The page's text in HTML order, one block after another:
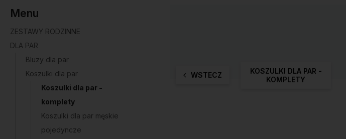
Menu
ZESTAWY RODZINNE
DLA PAR
Bluzy dla par
Koszulki dla par
Koszulki dla par -
komplety
Koszulki dla par męskie
pojedyncze
WSTECZ
KOSZULKI DLA PAR -
KOMPLETY